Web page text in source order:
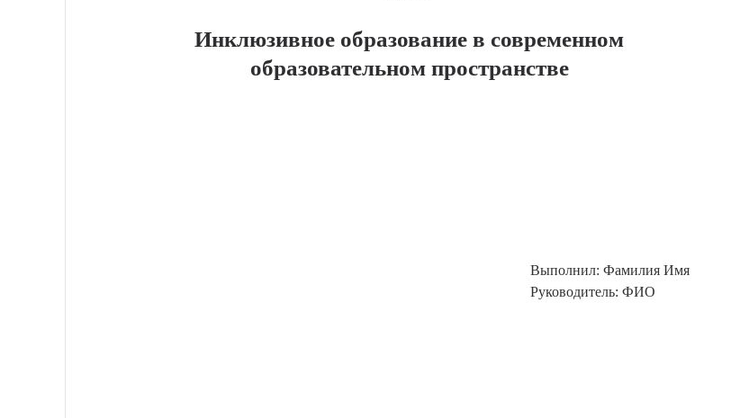
Инклюзивное образование в современном
образовательном пространстве
Выполнил: Фамилия Имя
Руководитель: ФИО